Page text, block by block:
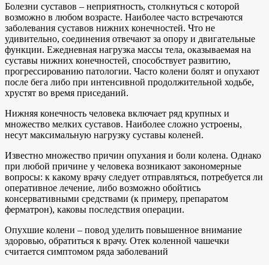
Болезни суставов – неприятность, столкнуться с которой
возможно в любом возрасте. Наиболее часто встречаются
заболевания суставов нижних конечностей. Что не
удивительно, соединения отвечают за опору и двигательные
функции. Ежедневная нагрузка массы тела, оказываемая на
суставы нижних конечностей, способствует развитию,
прогрессированию патологии. Часто колени болят и опухают
после бега либо при интенсивной продолжительной ходьбе,
хрустят во время приседаний.
Нижняя конечность человека включает ряд крупных и
множество мелких суставов. Наиболее сложно устроены,
несут максимальную нагрузку суставы коленей.
Известно множество причин опухания и боли колена. Однако
при любой причине у человека возникают закономерные
вопросы: к какому врачу следует отправляться, потребуется ли
оперативное лечение, либо возможно обойтись
консервативными средствами (к примеру, препаратом
ферматрон), каковы последствия операции.
Опухшие колени – повод уделить повышенное внимание
здоровью, обратиться к врачу. Отек коленной чашечки
считается симптомом ряда заболеваний